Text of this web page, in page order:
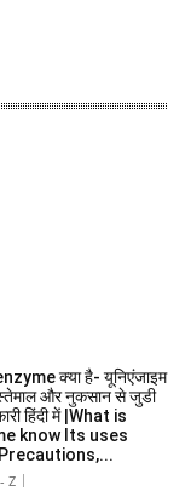
क्या है- यूनिएंजाइम
और नुकसान से जुडी
हिंदी में |What is
know Its uses
Z